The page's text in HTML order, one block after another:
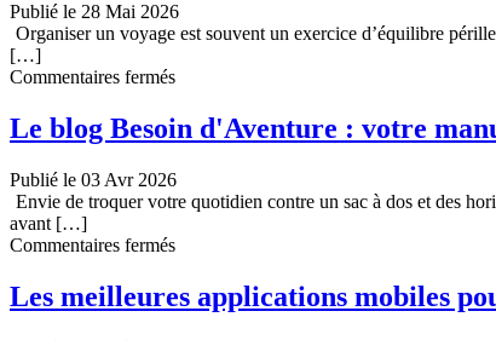
en
2026
comment
trouver
et
les
comparer
?
Publié le 28 Mai 2026
Organiser un voyage est souvent un exercice d’équilibre
[…]
Commentaires ferméssur
optimiser
son
voyage
sans
l’authenticité
Le blog Besoin d'Aventure : votre
Publié le 03 Avr 2026
Envie de troquer votre quotidien contre un sac à dos et des
avant […]
Commentaires ferméssur
Besoin
Les meilleures applications mobiles